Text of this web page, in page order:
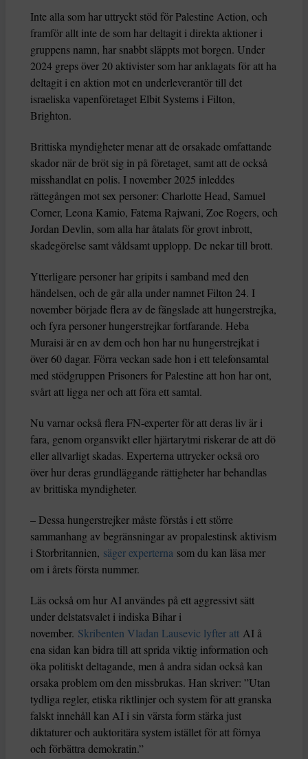
Inte alla som har uttryckt stöd för Palestine Action, och
framför allt inte de som har deltagit i direkta aktioner i
gruppens namn, har snabbt släppts mot borgen. Under
2024 greps över 20 aktivister som har anklagats för att ha
deltagit i en aktion mot en underleverantör till det
israeliska vapenföretaget Elbit Systems i Filton,
Brighton.
Brittiska myndigheter menar att de orsakade omfattande
skador när de bröt sig in på företaget, samt att de också
misshandlat en polis. I november 2025 inleddes
rättegången mot sex personer: Charlotte Head, Samuel
Corner, Leona Kamio, Fatema Rajwani, Zoe Rogers, och
Jordan Devlin, som alla har åtalats för grovt inbrott,
skadegörelse samt våldsamt upplopp. De nekar till brott.
Ytterligare personer har gripits i samband med den
händelsen, och de går alla under namnet Filton 24. I
november började flera av de fängslade att hungerstrejka,
och fyra personer hungerstrejkar fortfarande. Heba
Muraisi är en av dem och hon har nu hungerstrejkat i
över 60 dagar. Förra veckan sade hon i ett telefonsamtal
med stödgruppen Prisoners for Palestine att hon har ont,
svårt att ligga ner och att föra ett samtal.
Nu varnar också flera FN-experter för att deras liv är i
fara, genom organsvikt eller hjärtarytmi riskerar de att dö
eller allvarligt skadas. Experterna uttrycker också oro
över hur deras grundläggande rättigheter har behandlas
av brittiska myndigheter.
– Dessa hungerstrejker måste förstås i ett större
sammanhang av begränsningar av propalestinsk aktivism
i Storbritannien, säger experterna som du kan läsa mer
om i årets första nummer.
Läs också om hur AI användes på ett aggressivt sätt
under delstatsvalet i indiska Bihar i
november. Skribenten Vladan Lausevic lyfter att AI å
ena sidan kan bidra till att sprida viktig information och
öka politiskt deltagande, men å andra sidan också kan
orsaka problem om den missbrukas. Han skriver: ”Utan
tydliga regler, etiska riktlinjer och system för att granska
falskt innehåll kan AI i sin värsta form stärka just
diktaturer och auktoritära system istället för att förnya
och förbättra demokratin.”